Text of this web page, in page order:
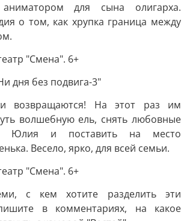
для сына олигарха.
о том, как хрупка граница между
"Смена". 6+
дня без подвига-3"
возвращаются! На этот раз им
волшебную ель, снять любовные
Юлия и поставить на место
Весело, ярко, для всей семьи.
"Смена". 6+
с кем хотите разделить эти
в комментариях, на какое